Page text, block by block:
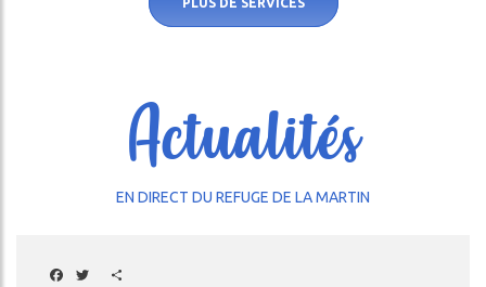
Actualités
EN DIRECT DU REFUGE DE LA MARTIN
Facebook
Twitter